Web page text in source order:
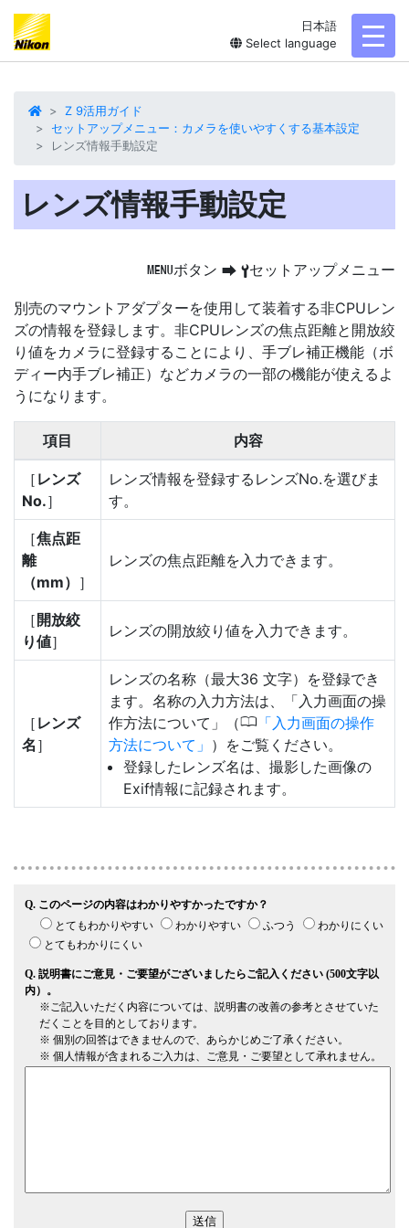
日本語
Select language
Z 9活用ガイド
セットアップメニュー：カメラを使いやすくする基本設定
レンズ情報手動設定
レンズ情報手動設定
Gボタン U Bセットアップメニュー
別売のマウントアダプターを使用して装着する非CPUレン
ズの情報を登録します。非CPUレンズの焦点距離と開放絞
り値をカメラに登録することにより、手ブレ補正機能（ボ
ディー内手ブレ補正）などカメラの一部の機能が使えるよ
うになります。
項目 内容
［ レンズ
No.］
レンズ情報を登録するレンズNo.を選びま
す。
［焦点距
離
（mm） ］
レンズの焦点距離を入力できます。
［ 開放絞
り値］
レンズの開放絞り値を入力できます。
［ レンズ
名 ］
レンズの名称（最大36 文字）を登録でき
ます。名称の入力方法は、「入力画面の操
作方法について」（0
入力画面の操作
方法について
）をご覧ください。
登録したレンズ名は、撮影した画像の
Exif情報に記録されます。